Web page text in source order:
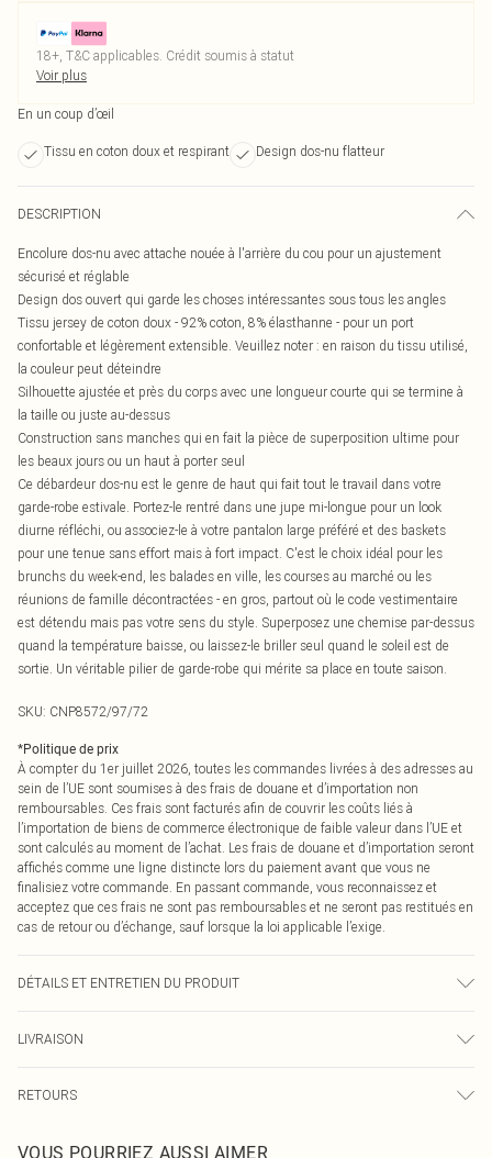
18+, T&C applicables. Crédit soumis à statut
Voir plus
En un coup d’œil
Tissu en coton doux et respirant Design dos-nu flatteur
DESCRIPTION
Encolure dos-nu avec attache nouée à l'arrière du cou pour un ajustement
sécurisé et réglable
Design dos ouvert qui garde les choses intéressantes sous tous les angles
Tissu jersey de coton doux - 92% coton, 8% élasthanne - pour un port
confortable et légèrement extensible. Veuillez noter : en raison du tissu utilisé,
la couleur peut déteindre
Silhouette ajustée et près du corps avec une longueur courte qui se termine à
la taille ou juste au-dessus
Construction sans manches qui en fait la pièce de superposition ultime pour
les beaux jours ou un haut à porter seul
Ce débardeur dos-nu est le genre de haut qui fait tout le travail dans votre
garde-robe estivale. Portez-le rentré dans une jupe mi-longue pour un look
diurne réfléchi, ou associez-le à votre pantalon large préféré et des baskets
pour une tenue sans effort mais à fort impact. C'est le choix idéal pour les
brunchs du week-end, les balades en ville, les courses au marché ou les
réunions de famille décontractées - en gros, partout où le code vestimentaire
est détendu mais pas votre sens du style. Superposez une chemise par-dessus
quand la température baisse, ou laissez-le briller seul quand le soleil est de
sortie. Un véritable pilier de garde-robe qui mérite sa place en toute saison.
SKU: CNP8572/97/72
*Politique de prix
À compter du 1er juillet 2026, toutes les commandes livrées à des adresses au
sein de l’UE sont soumises à des frais de douane et d’importation non
remboursables. Ces frais sont facturés afin de couvrir les coûts liés à
l’importation de biens de commerce électronique de faible valeur dans l’UE et
sont calculés au moment de l’achat. Les frais de douane et d’importation seront
affichés comme une ligne distincte lors du paiement avant que vous ne
finalisiez votre commande. En passant commande, vous reconnaissez et
acceptez que ces frais ne sont pas remboursables et ne seront pas restitués en
cas de retour ou d’échange, sauf lorsque la loi applicable l’exige.
DÉTAILS ET ENTRETIEN DU PRODUIT
peut déteindre.
LIVRAISON
Livraison express France
RETOURS
VOUS POURRIEZ AUSSI AIMER